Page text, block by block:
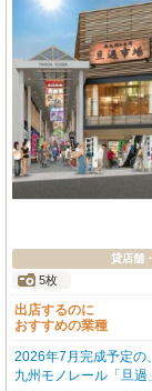
貸店舗
5枚
出店するのに
おすすめの業種
2026年7月完成予定の
九州モノレール「旦